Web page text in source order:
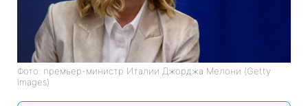
Фото: премьер-министр Италии Джорджа Мелони (Getty
Images)